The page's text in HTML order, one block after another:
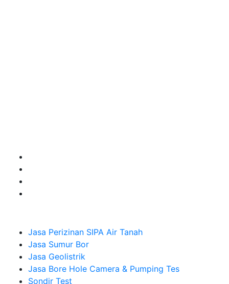
Jasa Perizinan SIPA Air Tanah
Jasa Sumur Bor
Jasa Geolistrik
Jasa Bore Hole Camera & Pumping Tes
Sondir Test